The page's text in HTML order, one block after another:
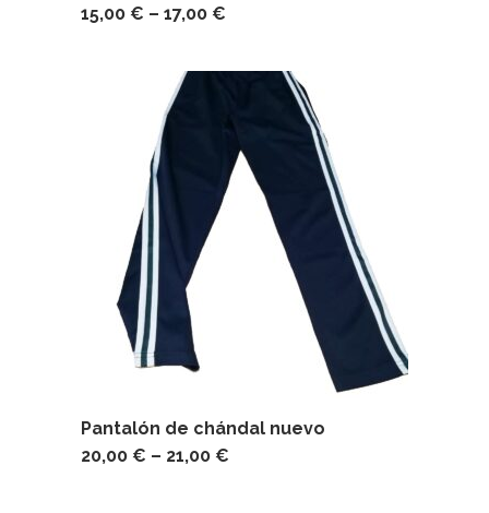
15,00 € – 17,00 €
Pantalón de chándal nuevo
20,00 € – 21,00 €